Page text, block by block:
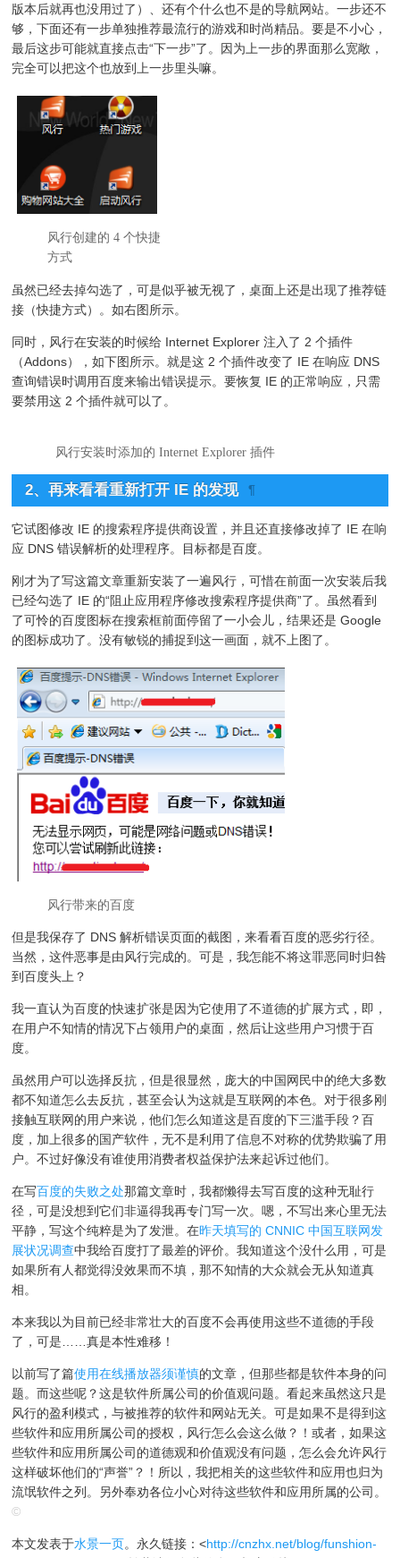
版本后就再也没用过了）、还有个什么也不是的导航网站。一步还不
够，下面还有一步单独推荐最流行的游戏和时尚精品。要是不小心，
最后这步可能就直接点击“下一步”了。因为上一步的界面那么宽敞，
完全可以把这个也放到上一步里头嘛。
风行创建的 4 个快捷
方式
虽然已经去掉勾选了，可是似乎被无视了，桌面上还是出现了推荐链
接（快捷方式）。如右图所示。
同时，风行在安装的时候给 Internet Explorer 注入了 2 个插件
（Addons），如下图所示。就是这 2 个插件改变了 IE 在响应 DNS
查询错误时调用百度来输出错误提示。要恢复 IE 的正常响应，只需
要禁用这 2 个插件就可以了。
风行安装时添加的 Internet Explorer 插件
2、再来看看重新打开 IE 的发现 ¶
它试图修改 IE 的搜索程序提供商设置，并且还直接修改掉了 IE 在响
应 DNS 错误解析的处理程序。目标都是百度。
刚才为了写这篇文章重新安装了一遍风行，可惜在前面一次安装后我
已经勾选了 IE 的“阻止应用程序修改搜索程序提供商”了。虽然看到
了可怜的百度图标在搜索框前面停留了一小会儿，结果还是 Google
的图标成功了。没有敏锐的捕捉到这一画面，就不上图了。
风行带来的百度
但是我保存了 DNS 解析错误页面的截图，来看看百度的恶劣行径。
当然，这件恶事是由风行完成的。可是，我怎能不将这罪恶同时归咎
到百度头上？
我一直认为百度的快速扩张是因为它使用了不道德的扩展方式，即，
在用户不知情的情况下占领用户的桌面，然后让这些用户习惯于百
度。
虽然用户可以选择反抗，但是很显然，庞大的中国网民中的绝大多数
都不知道怎么去反抗，甚至会认为这就是互联网的本色。对于很多刚
接触互联网的用户来说，他们怎么知道这是百度的下三滥手段？百
度，加上很多的国产软件，无不是利用了信息不对称的优势欺骗了用
户。不过好像没有谁使用消费者权益保护法来起诉过他们。
在写百度的失败之处那篇文章时，我都懒得去写百度的这种无耻行
径，可是没想到它们非逼得我再专门写一次。嗯，不写出来心里无法
平静，写这个纯粹是为了发泄。在昨天填写的 CNNIC 中国互联网发
展状况调查中我给百度打了最差的评价。我知道这个没什么用，可是
如果所有人都觉得没效果而不填，那不知情的大众就会无从知道真
相。
本来我以为目前已经非常壮大的百度不会再使用这些不道德的手段
了，可是……真是本性难移！
以前写了篇使用在线播放器须谨慎的文章，但那些都是软件本身的问
题。而这些呢？这是软件所属公司的价值观问题。看起来虽然这只是
风行的盈利模式，与被推荐的软件和网站无关。可是如果不是得到这
些软件和应用所属公司的授权，风行怎么会这么做？！或者，如果这
些软件和应用所属公司的道德观和价值观没有问题，怎么会允许风行
这样破坏他们的“声誉”？！所以，我把相关的这些软件和应用也归为
流氓软件之列。另外奉劝各位小心对待这些软件和应用所属的公司。
©
本文发表于水景一页。永久链接：<http://cnzhx.net/blog/funshion-